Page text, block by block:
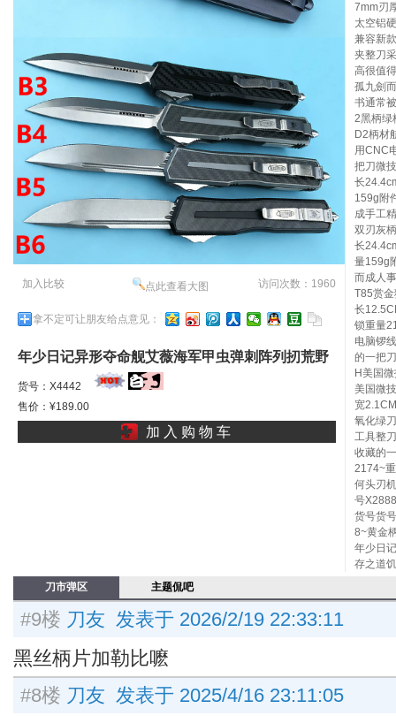
加入比较 点此查看大图 访问次数：1960
拿不定可让朋友给点意见：
年少日记异形夺命舰艾薇海军甲虫弹刺阵列扨荒野
人机生存之道饥饿射台
货号：X4442
售价：¥189.00
加 入 购 物 车
7mm刃
太空铝
兼容新
夹整刀
高很值
孤九劍
书通常
2黑柄绿
D2柄材
用CNC
把刀微
长
159g附
成手工
双刃灰
长
量159g
而成人
T85赏
长
锁重量
电脑锣
的一把
H美国
美国微
宽
氧化绿
工具整
收藏的
2174~
何头刃
号
货号货
8~黄金
年少日
存之道
刀市弹区
主题侃吧
#9楼 刀友 发表于 2026/2/19 22:33:11
黑丝柄片加勒比嚒
#8楼 刀友 发表于 2025/4/16 23:11:05